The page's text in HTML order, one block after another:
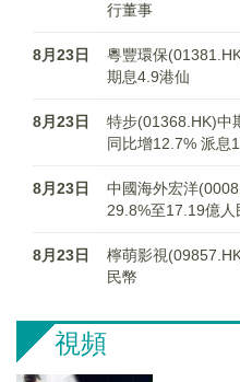
行董事
8月23日
粵豐環保
期息4.9港仙
8月23日
特步(01368.HK)中
同比增12.7% 派息
8月23日
中國海外宏洋
29.8%至17.19億
8月23日
檸萌影視
民幣
視頻